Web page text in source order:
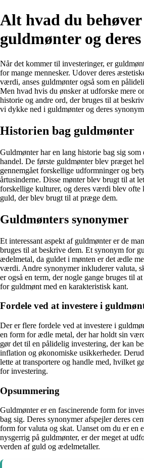
Alt hvad du
guldmønter og
Når det kommer til investeringer, er
for mange mennesker. Udover deres
værdi, anses guldmønter også som en
Men hvad hvis du ønsker at udforske mere
historie og andre ord, der bruges til at
vi dykke ned i guldmønter og deres
Historien bag guldmønter
Guldmønter har en lang historie bag sig
handel. De første guldmønter blev præget
gennemgået forskellige udformninger og
årtusinderne. Disse mønter blev brugt til at
forskellige kulturer, og deres værdi blev
guld, der blev brugt til at præge dem.
Guldmønters synonymer
Et interessant aspekt af guldmønter er de
bruges til at beskrive dem. Et synonym for
ædelmetal, da guldet i mønten er det ædle
værdi. Andre synonymer inkluderer valuta,
er også en term, der nogle gange bruges til
for guldmønt med en karakteristisk kant.
Fordele ved at investere i
Der er flere fordele ved at investere i
en form for ædle metal, der har holdt sin
gør det til en pålidelig investering, der kan
inflation og økonomiske usikkerheder.
lette at transportere og handle med, hvilket
for investering.
Opsummering
Guldmønter er en fascinerende form for
bag sig. Deres synonymer afspejler deres
form for valuta og skat. Uanset om du er en
nysgerrig på guldmønter, er der meget at
verden af guld og ædelmetaller.